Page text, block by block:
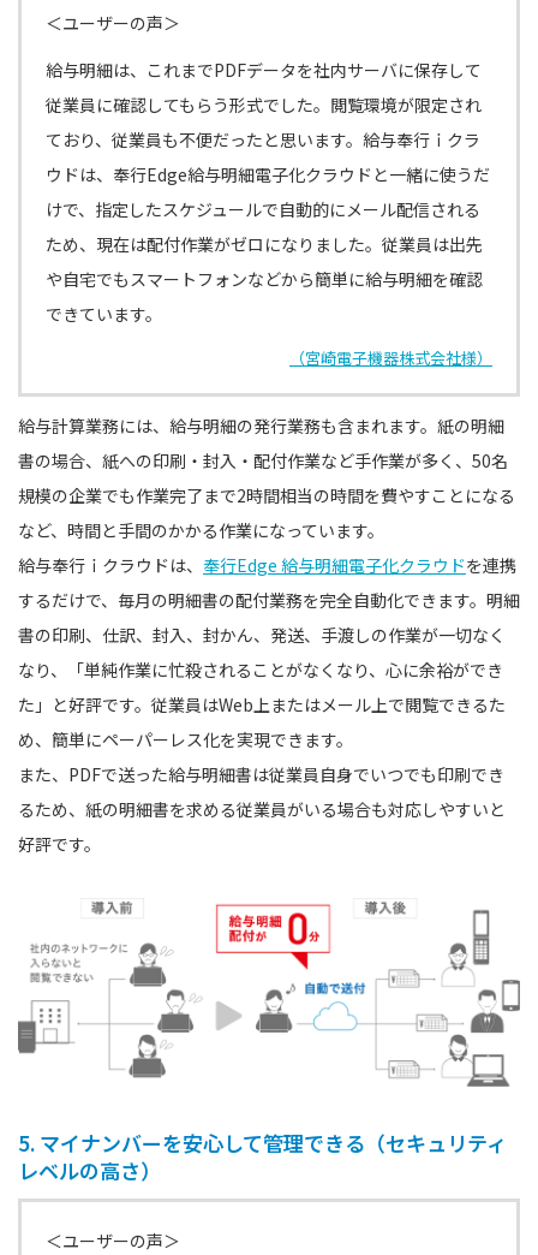
＜ユーザーの声＞
給与明細は、これまでPDFデータを社内サーバに保存して
従業員に確認してもらう形式でした。閲覧環境が限定され
ており、従業員も不便だったと思います。給与奉行ｉクラ
ウドは、奉行Edge給与明細電子化クラウドと一緒に使うだ
けで、指定したスケジュールで自動的にメール配信される
ため、現在は配付作業がゼロになりました。従業員は出先
や自宅でもスマートフォンなどから簡単に給与明細を確認
できています。
（宮崎電子機器株式会社様）
給与計算業務には、給与明細の発行業務も含まれます。紙の明細
書の場合、紙への印刷・封入・配付作業など手作業が多く、50名
規模の企業でも作業完了まで2時間相当の時間を費やすことになる
など、時間と手間のかかる作業になっています。
給与奉行ｉクラウドは、 奉行Edge 給与明細電子化クラウドを連携
するだけで、毎月の明細書の配付業務を完全自動化できます。明細
書の印刷、仕訳、封入、封かん、発送、手渡しの作業が一切なく
なり、「単純作業に忙殺されることがなくなり、心に余裕ができ
た」と好評です。従業員はWeb上またはメール上で閲覧できるた
め、簡単にペーパーレス化を実現できます。
また、PDFで送った給与明細書は従業員自身でいつでも印刷でき
るため、紙の明細書を求める従業員がいる場合も対応しやすいと
好評です。
5. マイナンバーを安心して管理できる（セキュリティ
レベルの高さ）
＜ユーザーの声＞